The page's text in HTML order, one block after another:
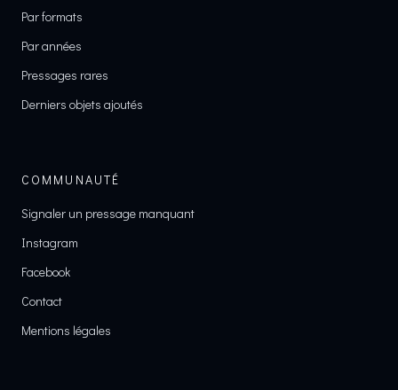
Par formats
Par années
Pressages rares
Derniers objets ajoutés
COMMUNAUTÉ
Signaler un pressage manquant
Instagram
Facebook
Contact
Mentions légales